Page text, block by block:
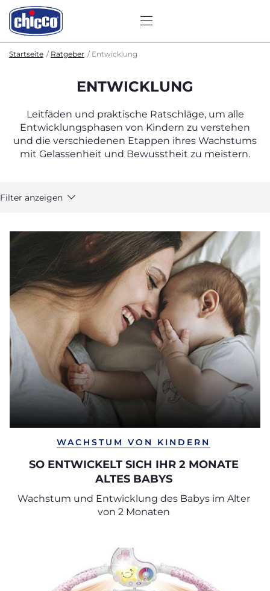
Startseite Ratgeber Entwicklung
ENTWICKLUNG
Leitfäden und praktische Ratschläge, um alle
Entwicklungsphasen von Kindern zu verstehen
und die verschiedenen Etappen ihres Wachstums
mit Gelassenheit und Bewusstheit zu meistern.
Filter anzeigen
WACHSTUM VON KINDERN
SO ENTWICKELT SICH IHR 2 MONATE
ALTES BABYS
Wachstum und Entwicklung des Babys im Alter
von 2 Monaten